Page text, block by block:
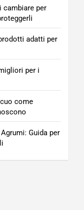
cambiare per
adatti per
per i
come
Guida per